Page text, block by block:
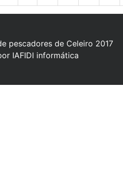
pescadores de Celeiro 2017
IAFIDI informática